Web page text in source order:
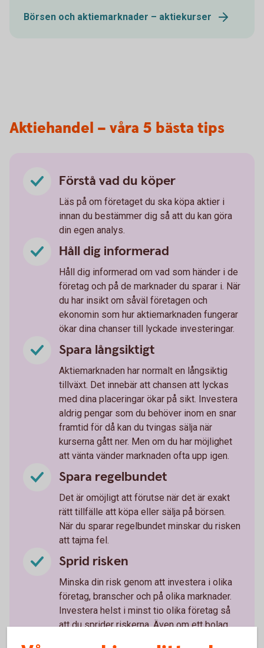
Börsen och aktiemarknader – aktiekurser
Aktiehandel – våra 5 bästa tips
Förstå vad du köper
Läs på om företaget du ska köpa aktier i
innan du bestämmer dig så att du kan göra
din egen analys.
Håll dig informerad
Håll dig informerad om vad som händer i de
företag och på de marknader du sparar i. När
du har insikt om såväl företagen och
ekonomin som hur aktiemarknaden fungerar
ökar dina chanser till lyckade investeringar.
Spara långsiktigt
Aktiemarknaden har normalt en långsiktig
tillväxt. Det innebär att chansen att lyckas
med dina placeringar ökar på sikt. Investera
aldrig pengar som du behöver inom en snar
framtid för då kan du tvingas sälja när
kurserna gått ner. Men om du har möjlighet
att vänta vänder marknaden ofta upp igen.
Spara regelbundet
Det är omöjligt att förutse när det är exakt
rätt tillfälle att köpa eller sälja på börsen.
När du sparar regelbundet minskar du risken
att tajma fel.
Sprid risken
Minska din risk genom att investera i olika
företag, branscher och på olika marknader.
Investera helst i minst tio olika företag så
att du sprider riskerna. Även om ett bolag